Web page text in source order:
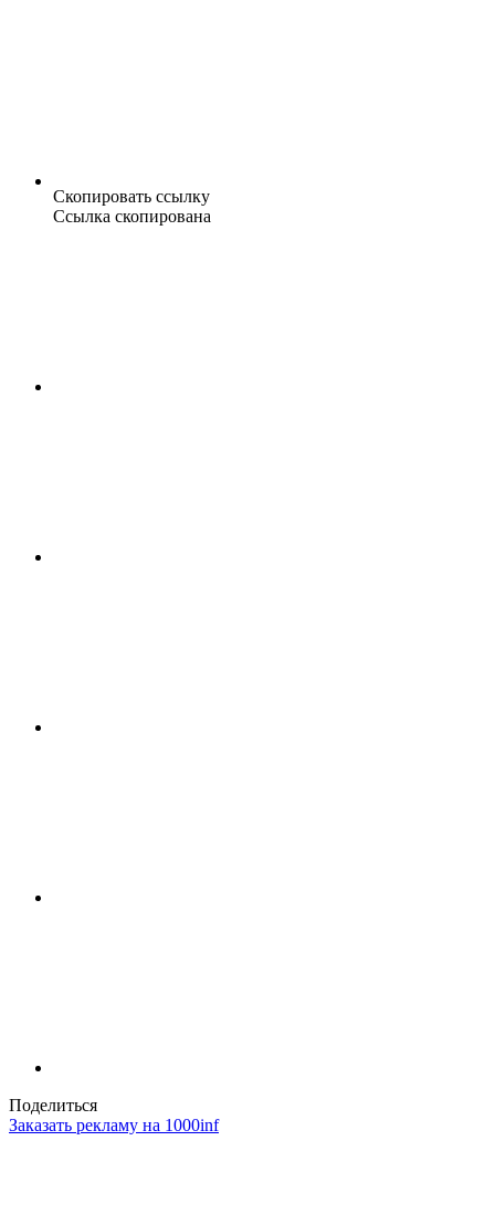
Скопировать ссылку
Ссылка скопирована
Поделиться
Заказать рекламу на 1000inf